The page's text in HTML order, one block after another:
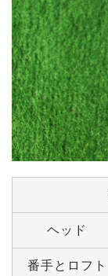
ヘッド
番手とロフト